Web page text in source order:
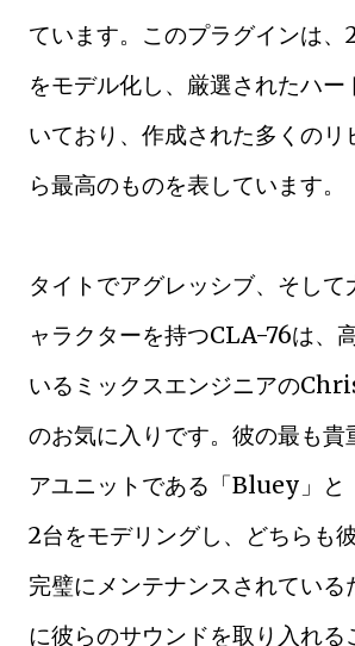
ています。このプラグインは
をモデル化し、厳選されたハー
いており、作成された多くのリ
ら最高のものを表しています。
タイトでアグレッシブ、そして
ャラクターを持つCLA-76は、
いるミックスエンジニアの
のお気に入りです。彼の最も貴
アユニットである「Bluey」
2台をモデリングし、どちらも
完璧にメンテナンスされている
に彼らのサウンドを取り入れる